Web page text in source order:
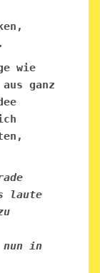
wie
ganz
laute
in